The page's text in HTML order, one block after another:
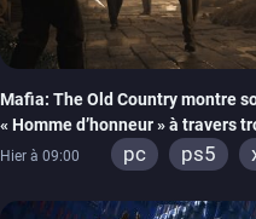
Mafia: The Old Country montre
« Homme d’honneur » à travers
gameplay commenté
Hier à 09:00 pc ps5